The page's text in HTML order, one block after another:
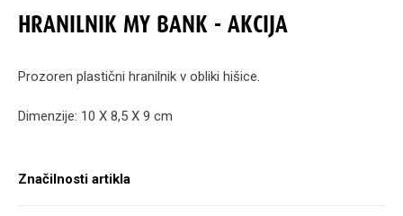
HRANILNIK MY BANK - AKCIJA
Prozoren plastični hranilnik v obliki hišice.
Dimenzije: 10 X 8,5 X 9 cm
Značilnosti artikla